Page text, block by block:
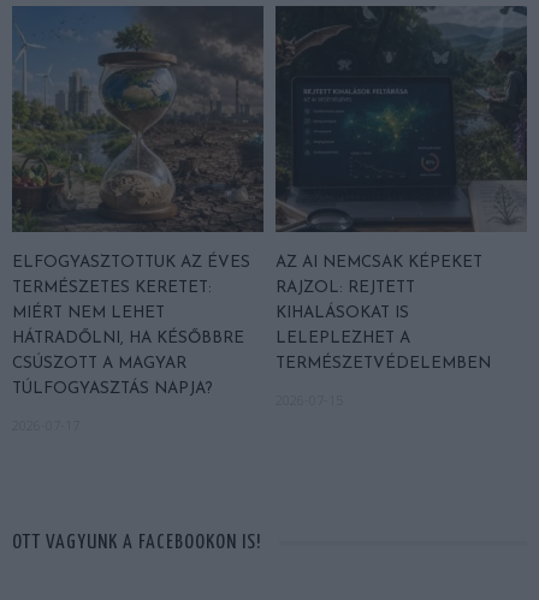
ELFOGYASZTOTTUK AZ ÉVES
TERMÉSZETES KERETET:
MIÉRT NEM LEHET
HÁTRADŐLNI, HA KÉSŐBBRE
CSÚSZOTT A MAGYAR
TÚLFOGYASZTÁS NAPJA?
AZ AI NEMCSAK KÉPEKET
RAJZOL: REJTETT
KIHALÁSOKAT IS
LELEPLEZHET A
TERMÉSZETVÉDELEMBEN
OTT VAGYUNK A FACEBOOKON IS!